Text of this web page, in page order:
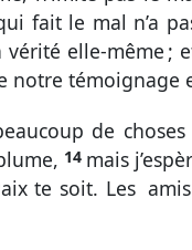
faitle mal n’a pa
vérité elle-même ;
notre témoignage
coup de choses
me, 14 mais j’espè
xte soit. Les⁀ amis